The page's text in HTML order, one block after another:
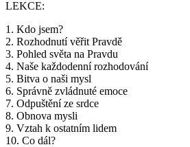
LEKCE:
1. Kdo jsem?
2. Rozhodnutí věřit Pravdě
3. Pohled světa na Pravdu
4. Naše každodenní rozhodování
5. Bitva o naši mysl
6. Správně zvládnuté emoce
7. Odpuštění ze srdce
8. Obnova mysli
9. Vztah k ostatním lidem
10. Co dál?